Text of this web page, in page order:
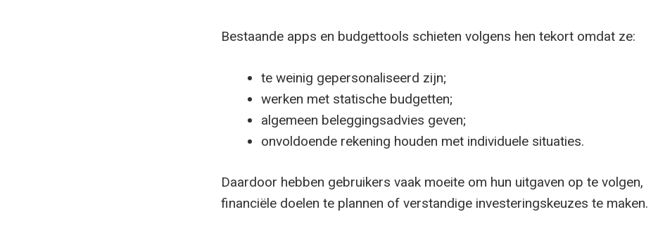
Bestaande apps en budgettools schieten volgens hen tekort omdat ze:
te weinig gepersonaliseerd zijn;
werken met statische budgetten;
algemeen beleggingsadvies geven;
onvoldoende rekening houden met individuele situaties.
Daardoor hebben gebruikers vaak moeite om hun uitgaven op te volgen,
financiële doelen te plannen of verstandige investeringskeuzes te maken.